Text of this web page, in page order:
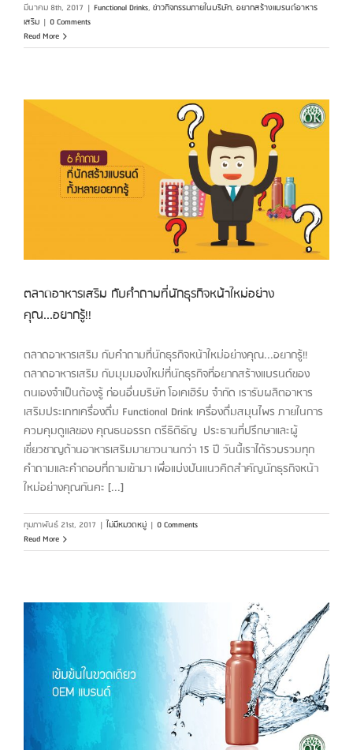
มีนาคม 8th, 2017 | Functional Drinks, ข่าวกิจกรรมภายในบริษัท, อยากสร้างแบรนด์อาหาร
เสริม | 0 Comments
Read More
ตลาดอาหารเสริม กับคำถามที่นักธุรกิจหน้าใหม่อย่าง
คุณ...อยากรู้!!
ตลาดอาหารเสริม กับคำถามที่นักธุรกิจหน้าใหม่อย่างคุณ...อยากรู้!!
ตลาดอาหารเสริม กับมุมมองใหม่ที่นักธุรกิจที่อยากสร้างแบรนด์ของ
ตนเองจำเป็นต้องรู้ ก่อนอื่นบริษัท โอเคเฮิร์บ จำกัด เรารับผลิตอาหาร
เสริมประเภทเครื่องดื่ม Functional Drink เครื่องดื่มสมุนไพร ภายในการ
ควบคุมดูแลของ คุณธนอรรถ ตรีธิติธัญ ประธานที่ปรึกษาและผู้
เชี่ยวชาญด้านอาหารเสริมมายาวนานกว่า 15 ปี วันนี้เราได้รวบรวมทุก
คำถามและคำตอบที่ถามเข้ามา เพื่อแบ่งปันแนวคิดสำคัญนักธุรกิจหน้า
ใหม่อย่างคุณกันคะ [...]
กุมภาพันธ์ 21st, 2017 | ไม่มีหมวดหมู่ | 0 Comments
Read More